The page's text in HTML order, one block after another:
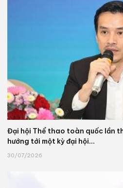
Đại hội Thể thao toàn quốc lần
hướng tới một kỳ đại hội...
30/07/2026